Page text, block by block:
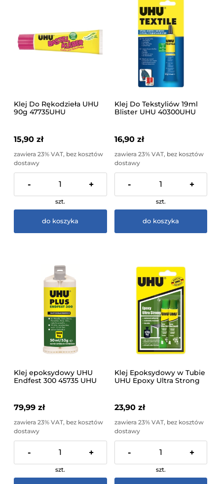
Klej Do Rękodzieła UHU
90g 47735UHU
15,90 zł
zawiera 23% VAT, bez kosztów
dostawy
- +
szt.
do koszyka
Klej Do Tekstyliów 19ml
Blister UHU 40300UHU
16,90 zł
zawiera 23% VAT, bez kosztów
dostawy
- +
szt.
do koszyka
Klej epoksydowy UHU
Endfest 300 45735 UHU
79,99 zł
zawiera 23% VAT, bez kosztów
dostawy
- +
szt.
Klej Epoksydowy w Tubie
UHU Epoxy Ultra Strong
23,90 zł
zawiera 23% VAT, bez kosztów
dostawy
- +
szt.